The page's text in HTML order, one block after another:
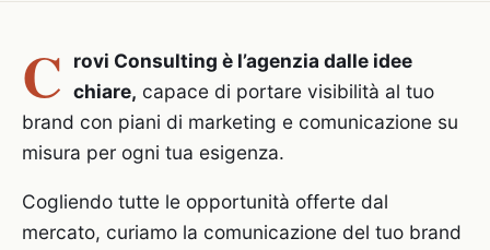
C
rovi Consulting è l’agenzia dalle idee
chiare, capace di portare visibilità al tuo
brand con piani di marketing e comunicazione su
misura per ogni tua esigenza.
Cogliendo tutte le opportunità offerte dal
mercato, curiamo la comunicazione del tuo brand